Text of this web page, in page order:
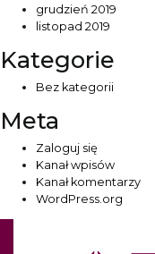
grudzień 2019
listopad 2019
Kategorie
Bez kategorii
Meta
Zaloguj się
Kanał wpisów
Kanał komentarzy
WordPress.org